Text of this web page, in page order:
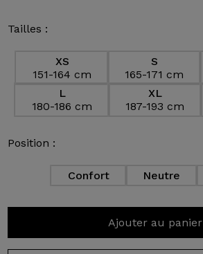
Tailles :
XS
151-164 cm
S
165-171 cm
L
180-186 cm
XL
187-193 cm
Position :
Confort Neutre
Ajouter au panier